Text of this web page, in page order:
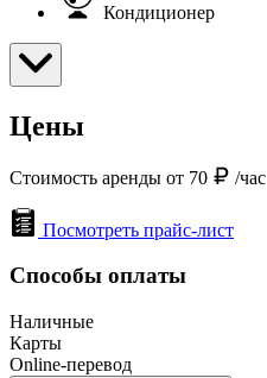
Кондиционер
Цены
Стоимость аренды от 70 /час
Посмотреть прайс-лист
Способы оплаты
Наличные
Карты
Online-перевод